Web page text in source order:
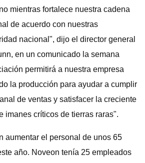
mientras fortalece nuestra cadena
de acuerdo con nuestras
nacional", dijo el director general
en un comunicado la semana
permitirá a nuestra empresa
la producción para ayudar a cumplir
de ventas y satisfacer la creciente
imanes críticos de tierras raras".
aumentar el personal de unos 65
año. Noveon tenía 25 empleados